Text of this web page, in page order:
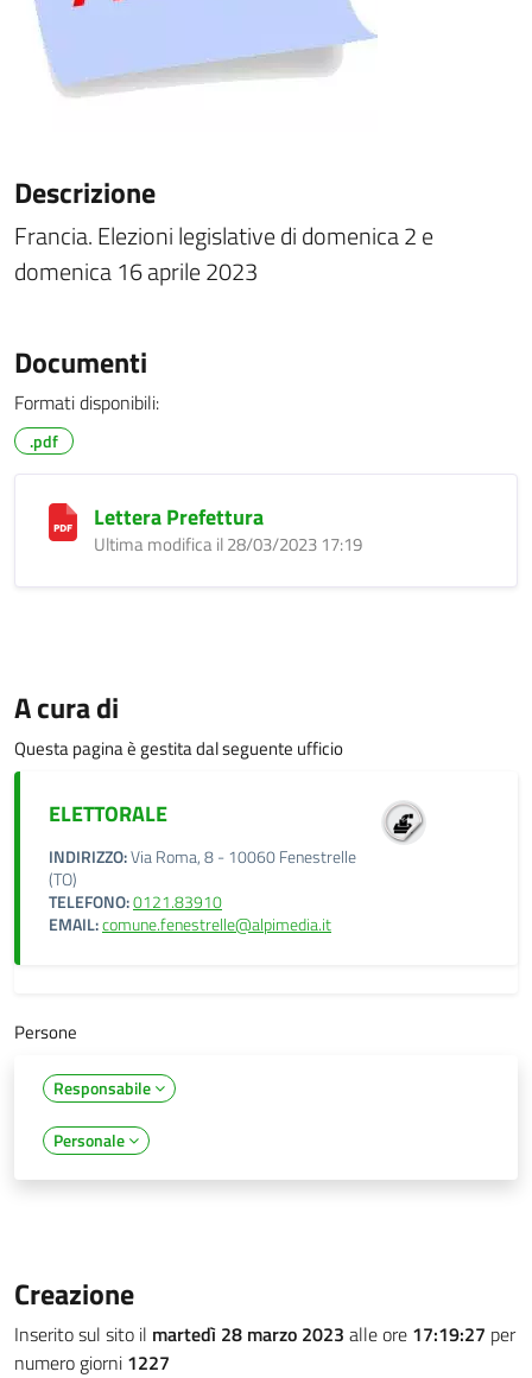
Descrizione
Francia. Elezioni legislative di domenica 2 e
domenica 16 aprile 2023
Documenti
Formati disponibili:
.pdf
Lettera Prefettura
Ultima modifica il 28/03/2023 17:19
A cura di
Questa pagina è gestita dal seguente ufficio
ELETTORALE
INDIRIZZO:Via Roma, 8 - 10060 Fenestrelle
(TO)
TELEFONO:0121.83910
EMAIL:comune.fenestrelle@alpimedia.it
Persone
Responsabile
Personale
Creazione
Inserito sul sito il martedì 28 marzo 2023 alle ore 17:19:27 per
numero giorni 1227